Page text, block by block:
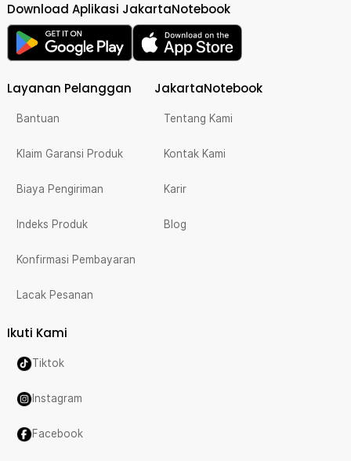
Download Aplikasi JakartaNotebook
Layanan Pelanggan
Bantuan
Klaim Garansi Produk
Biaya Pengiriman
Indeks Produk
Konfirmasi Pembayaran
Lacak Pesanan
JakartaNotebook
Tentang Kami
Kontak Kami
Karir
Blog
Ikuti Kami
Tiktok
Instagram
Facebook